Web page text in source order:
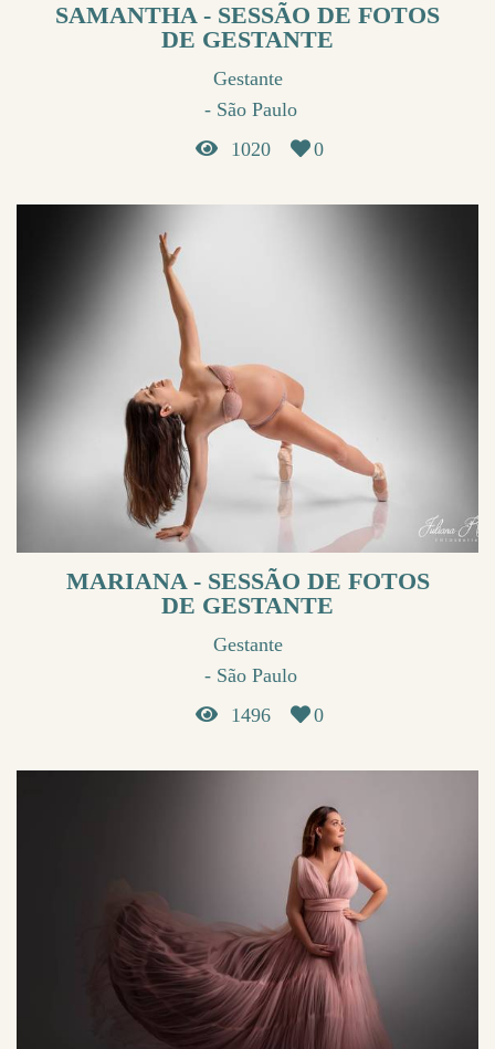
SAMANTHA - SESSÃO DE FOTOS
DE GESTANTE
Gestante
São Paulo
1020
0
MARIANA - SESSÃO DE FOTOS
DE GESTANTE
Gestante
São Paulo
1496
0